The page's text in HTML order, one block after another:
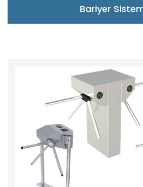
Bariyer